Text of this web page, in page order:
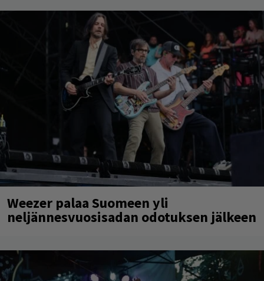
Weezer palaa Suomeen yli
neljännesvuosisadan odotuksen jälkeen